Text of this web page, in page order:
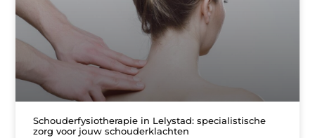
Schouderfysiotherapie in Lelystad: specialistische
zorg voor jouw schouderklachten